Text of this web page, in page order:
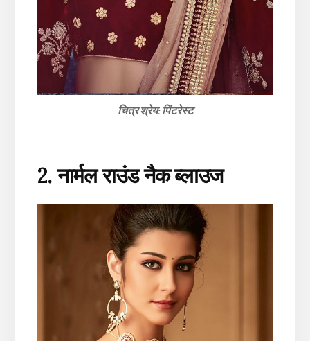
चित्र श्रेय: पिंटरेस्ट
2. नार्मल राउंड नैक ब्लाउज